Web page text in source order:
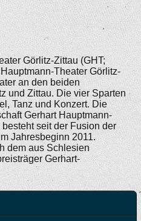
Görlitz-Zittau (GHT;
Theater Görlitz-
an den beiden
und Zittau. Die vier Sparten
Tanz und Konzert. Die
Gerhart Hauptmann-
seit der Fusion der
Jahresbeginn 2011.
dem aus Schlesien
Gerhart-